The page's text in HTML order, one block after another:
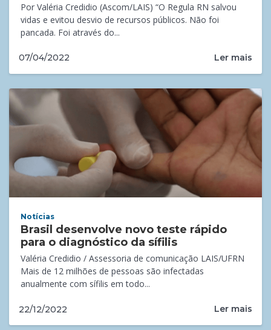
Por Valéria Credidio (Ascom/LAIS) “O Regula RN salvou
vidas e evitou desvio de recursos públicos. Não foi
pancada. Foi através do...
07/04/2022 Ler mais
Notícias
Brasil desenvolve novo teste rápido
para o diagnóstico da sífilis
Valéria Credidio / Assessoria de comunicação LAIS/UFRN
Mais de 12 milhões de pessoas são infectadas
anualmente com sífilis em todo...
22/12/2022 Ler mais